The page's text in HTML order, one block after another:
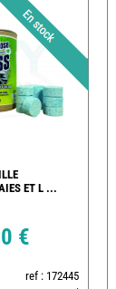
ET L ...
€
ref : 172445